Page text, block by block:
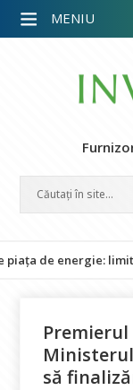
energie: limitarea
să
MENIU